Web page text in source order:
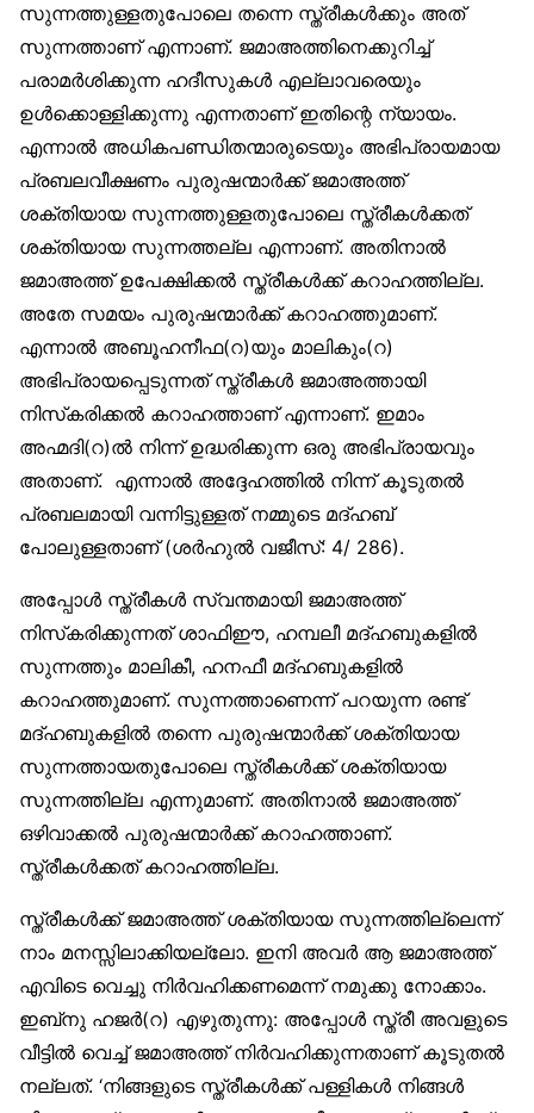
സുന്നത്തുള്ളതുപോലെ തന്നെ സ്ത്രീകള്‍ക്കും അത്
സുന്നത്താണ് എന്നാണ്. ജമാഅത്തിനെക്കുറിച്ച്
പരാമര്‍ശിക്കുന്ന ഹദീസുകള്‍ എല്ലാവരെയും
ഉള്‍ക്കൊള്ളിക്കുന്നു എന്നതാണ് ഇതിന്റെ ന്യായം.
എന്നാല്‍ അധികപണ്ഡിതന്മാരുടെയും അഭിപ്രായമായ
പ്രബലവീക്ഷണം പുരുഷന്മാര്‍ക്ക് ജമാഅത്ത്
ശക്തിയായ സുന്നത്തുള്ളതുപോലെ സ്ത്രീകള്‍ക്കത്
ശക്തിയായ സുന്നത്തല്ല എന്നാണ്. അതിനാല്‍
ജമാഅത്ത് ഉപേക്ഷിക്കല്‍ സ്ത്രീകള്‍ക്ക് കറാഹത്തില്ല.
അതേ സമയം പുരുഷന്മാര്‍ക്ക് കറാഹത്തുമാണ്.
എന്നാല്‍ അബൂഹനീഫ(റ)യും മാലികും(റ)
അഭിപ്രായപ്പെടുന്നത് സ്ത്രീകള്‍ ജമാഅത്തായി
നിസ്‌കരിക്കല്‍ കറാഹത്താണ് എന്നാണ്. ഇമാം
അഹ്മദി(റ)ല്‍ നിന്ന് ഉദ്ധരിക്കുന്ന ഒരു അഭിപ്രായവും
അതാണ്. എന്നാല്‍ അദ്ദേഹത്തില്‍ നിന്ന് കൂടുതല്‍
പ്രബലമായി വന്നിട്ടുള്ളത് നമ്മുടെ മദ്ഹബ്
പോലുള്ളതാണ് (ശര്‍ഹുല്‍ വജീസ്: 4/ 286).
അപ്പോള്‍ സ്ത്രീകള്‍ സ്വന്തമായി ജമാഅത്ത്
നിസ്‌കരിക്കുന്നത് ശാഫിഈ, ഹമ്പലീ മദ്ഹബുകളില്‍
സുന്നത്തും മാലികീ, ഹനഫീ മദ്ഹബുകളില്‍
കറാഹത്തുമാണ്. സുന്നത്താണെന്ന് പറയുന്ന രണ്ട്
മദ്ഹബുകളില്‍ തന്നെ പുരുഷന്മാര്‍ക്ക് ശക്തിയായ
സുന്നത്തായതുപോലെ സ്ത്രീകള്‍ക്ക് ശക്തിയായ
സുന്നത്തില്ല എന്നുമാണ്. അതിനാല്‍ ജമാഅത്ത്
ഒഴിവാക്കല്‍ പുരുഷന്മാര്‍ക്ക് കറാഹത്താണ്.
സ്ത്രീകള്‍ക്കത് കറാഹത്തില്ല.
സ്ത്രീകള്‍ക്ക് ജമാഅത്ത് ശക്തിയായ സുന്നത്തില്ലെന്ന്
നാം മനസ്സിലാക്കിയല്ലോ. ഇനി അവര്‍ ആ ജമാഅത്ത്
എവിടെ വെച്ചു നിര്‍വഹിക്കണമെന്ന് നമുക്കു നോക്കാം.
ഇബ്‌നു ഹജര്‍(റ) എഴുതുന്നു: അപ്പോള്‍ സ്ത്രീ അവളുടെ
വീട്ടില്‍ വെച്ച് ജമാഅത്ത് നിര്‍വഹിക്കുന്നതാണ് കൂടുതല്‍
നല്ലത്. ‘നിങ്ങളുടെ സ്ത്രീകള്‍ക്ക് പള്ളികള്‍ നിങ്ങള്‍